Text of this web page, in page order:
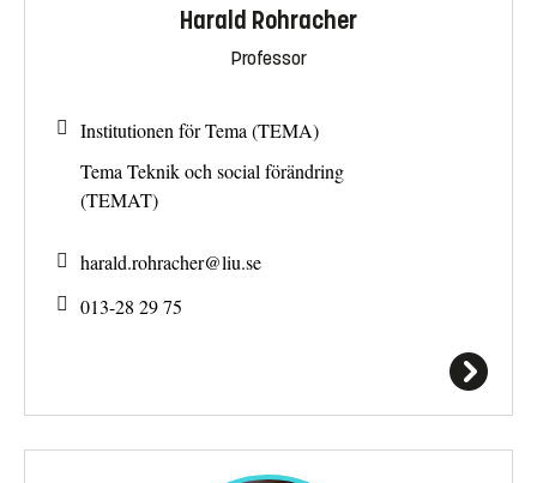
Harald Rohracher
Professor
Institutionen för Tema (TEMA)
Tema Teknik och social förändring
(TEMAT)
harald.rohracher@liu.se
013-28 29 75